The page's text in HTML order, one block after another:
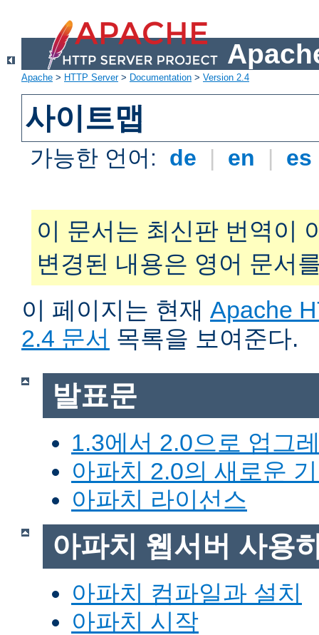
Apache > HTTP Server> Documentation > Version 2.4
사이트맵
가능한 언어: de | en | es
이 문서는 최신판 번역이
변경된 내용은 영어 문서
이 페이지는 현재 Apache
2.4 문서 목록을 보여준다.
발표문
1.3에서 2.0으로 업그
아파치 2.0의 새로운
아파치 라이선스
아파치 웹서버 사용
아파치 컴파일과 설치
아파치 시작